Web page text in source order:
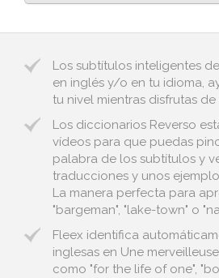
Los subtítulos inteligentes
en inglés y/o en tu idioma,
tu nivel mientras disfrutas
Los diccionarios Reverso
vídeos para que puedas
palabra de los subtítulos y
traducciones y unos
La manera perfecta para
"bargeman", "lake-town" o
Fleex identifica
inglesas en Une
como "for the life of one",